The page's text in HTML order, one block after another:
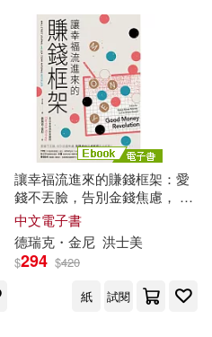
讓幸福流進來的賺錢框架：愛
錢不丟臉，告別金錢焦慮， 財
務自由和成就感我全都要! (電
子書)
中文電子書
德瑞克 ・金尼 洪士美
$294 $420
紙
試閱